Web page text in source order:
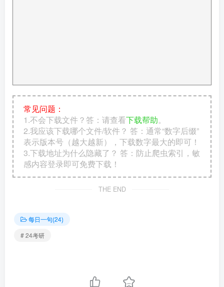
常见问题：
1.不会下载文件？答：请查看下载帮助。
2.我应该下载哪个文件/软件？ 答：通常“数字后缀”
表示版本号（越大越新），下载数字最大的即可！
3.下载地址为什么隐藏了？ 答：防止爬虫索引，敏
感内容登录即可免费下载！
THE END
每日一句(24)
# 24考研